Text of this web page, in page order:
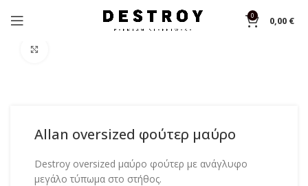
0 0,00 €
Φούτερ
Allan oversized φούτερ μαύρο
Destroy oversized μαύρο φούτερ με ανάγλυφο
μεγάλο τύπωμα στο στήθος.